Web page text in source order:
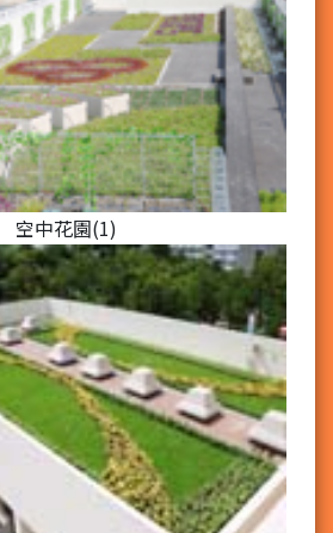
空中花園(1)